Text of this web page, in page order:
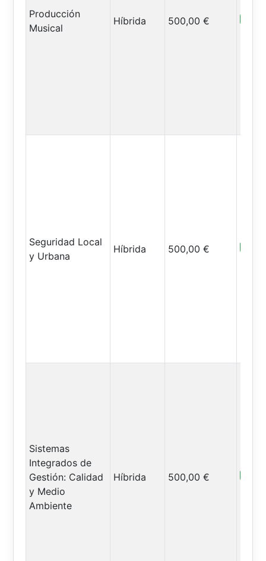
Producción
Musical
Híbrida 500,00 €
Seguridad Local
y Urbana
Híbrida 500,00 €
Sistemas
Integrados de
Gestión: Calidad
y Medio
Ambiente
Híbrida 500,00 €